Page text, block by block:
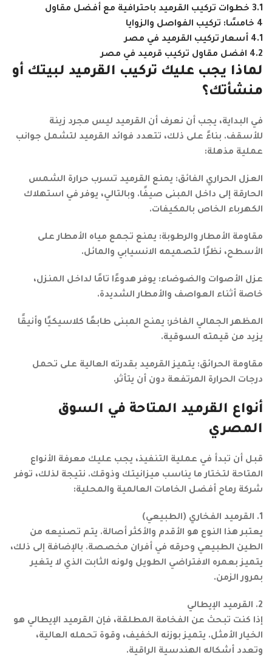
3.1 خطوات تركيب القرميد باحترافية مع أفضل مقاول
4 خامسًا: تركيب الفواصل والزوايا
4.1 أسعار تركيب القرميد في مصر
4.2 افضل مقاول تركيب قرميد في مصر
لماذا يجب عليك تركيب القرميد لبيتك أو
منشأتك؟
في البداية، يجب أن نعرف أن القرميد ليس مجرد زينة
للأسقف. بناءً على ذلك، تتعدد فوائد القرميد لتشمل جوانب
عملية مذهلة:
العزل الحراري الفائق: يمنع القرميد تسرب حرارة الشمس
الحارقة إلى داخل المبنى صيفًا. وبالتالي، يوفر في استهلاك
الكهرباء الخاص بالمكيفات.
مقاومة الأمطار والرطوبة: يمنع تجمع مياه الأمطار على
الأسطح، نظرًا لتصميمه الانسيابي والمائل.
عزل الأصوات والضوضاء: يوفر هدوءًا تامًا لداخل المنزل،
خاصة أثناء العواصف والأمطار الشديدة.
المظهر الجمالي الفاخر: يمنح المبنى طابعًا كلاسيكيًا وأنيقًا
يزيد من قيمته السوقية.
مقاومة الحرائق: يتميز القرميد بقدرته العالية على تحمل
درجات الحرارة المرتفعة دون أن يتأثر.
أنواع القرميد المتاحة في السوق
المصري
قبل أن تبدأ في عملية التنفيذ، يجب عليك معرفة الأنواع
المتاحة لتختار ما يناسب ميزانيتك وذوقك. نتيجة لذلك، توفر
شركة رماح أفضل الخامات العالمية والمحلية:
1. القرميد الفخاري (الطبيعي)
يعتبر هذا النوع هو الأقدم والأكثر أصالة. يتم تصنيعه من
الطين الطبيعي وحرقه في أفران مخصصة. بالإضافة إلى ذلك،
يتميز بعمره الافتراضي الطويل ولونه الثابت الذي لا يتغير
بمرور الزمن.
2. القرميد الإيطالي
إذا كنت تبحث عن الفخامة المطلقة، فإن القرميد الإيطالي هو
الخيار الأمثل. يتميز بوزنه الخفيف، وقوة تحمله العالية،
وتعدد أشكاله الهندسية الراقية.